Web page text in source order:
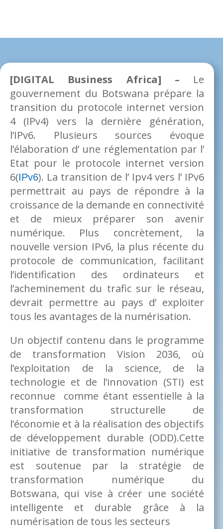
[DIGITAL Business Africa] – Le
gouvernement du Botswana prépare la
transition du protocole internet version
4 (IPv4) vers la dernière génération,
l’IPv6. Plusieurs sources évoque
l’élaboration d’ une réglementation par l’
Etat pour le protocole internet version
6(IPv6). La transition de l’ Ipv4 vers l’ IPv6
permettrait au pays de répondre à la
croissance de la demande en connectivité
et de mieux préparer son avenir
numérique. Plus concrètement, la
nouvelle version IPv6, la plus récente du
protocole de communication, facilitant
l’identification des ordinateurs et
l’acheminement du trafic sur le réseau,
devrait permettre au pays d’ exploiter
tous les avantages de la numérisation.
Un objectif contenu dans le programme
de transformation Vision 2036, où
l’exploitation de la science, de la
technologie et de l’innovation (STI) est
reconnue comme étant essentielle à la
transformation structurelle de
l’économie et à la réalisation des objectifs
de développement durable (ODD).Cette
initiative de transformation numérique
est soutenue par la stratégie de
transformation numérique du
Botswana, qui vise à créer une société
intelligente et durable grâce à la
numérisation de tous les secteurs